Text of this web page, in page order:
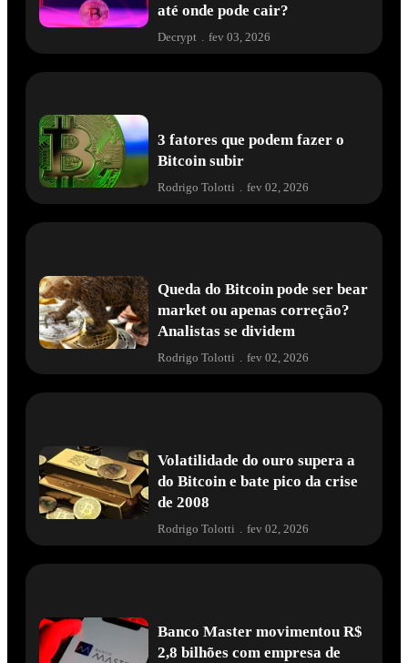
até onde pode cair?
Decrypt . fev 03, 2026
3 fatores que podem fazer o
Bitcoin subir
Rodrigo Tolotti fev 02, 2026
Queda do Bitcoin pode ser bear
market ou apenas correção?
Analistas se dividem
Rodrigo Tolotti . fev 02, 2026
Volatilidade do ouro supera a
do Bitcoin e bate pico da crise
de 2008
Rodrigo Tolotti . fev 02, 2026
Banco Master movimentou R$
2,8 bilhões com empresa de